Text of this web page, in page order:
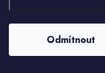
Odmítnout
Copyright 2026